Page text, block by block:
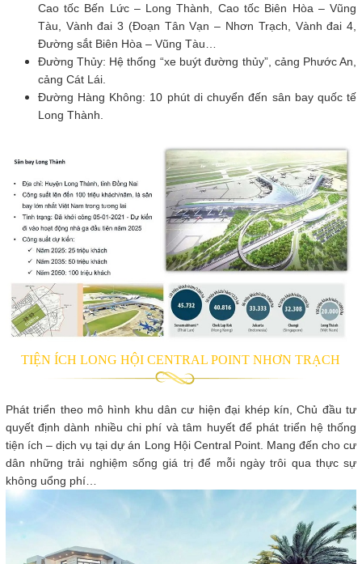
Cao tốc Bến Lức – Long Thành, Cao tốc Biên Hòa – Vũng
Tàu, Vành đai 3 (Đoạn Tân Vạn – Nhơn Trạch, Vành đai 4,
Đường sắt Biên Hòa – Vũng Tàu…
Đường Thủy: Hệ thống “xe buýt đường thủy”, cảng Phước An,
cảng Cát Lái.
Đường Hàng Không: 10 phút di chuyển đến sân bay quốc tế
Long Thành.
TIỆN ÍCH LONG HỘI CENTRAL POINT NHƠN TRẠCH
Phát triển theo mô hình khu dân cư hiện đại khép kín, Chủ đầu tư
quyết định dành nhiều chi phí và tâm huyết để phát triển hệ thống
tiện ích – dịch vụ tại dự án Long Hội Central Point. Mang đến cho cư
dân những trải nghiệm sống giá trị để mỗi ngày trôi qua thực sự
không uổng phí…